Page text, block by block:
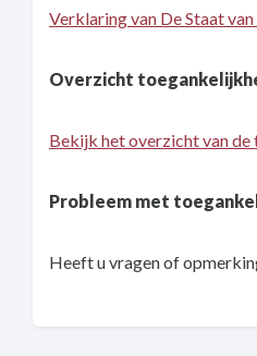
Verklaring van De Staat
Overzicht
Bekijk het overzicht van
Probleem met
Heeft u vragen of